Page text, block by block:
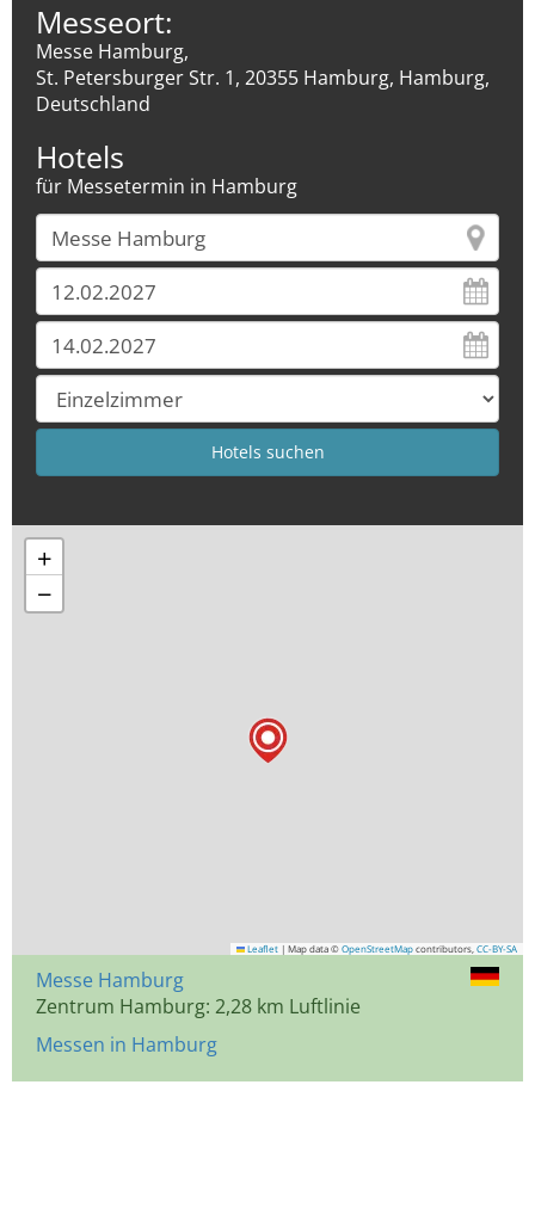
Messeort:
Messe Hamburg,
St. Petersburger Str. 1, 20355 Hamburg, Hamburg,
Deutschland
Hotels
für Messetermin in Hamburg
+
−
Leaflet | Map data © OpenStreetMap contributors, CC-BY-SA
Messe Hamburg
Zentrum Hamburg: 2,28 km Luftlinie
Messen in Hamburg